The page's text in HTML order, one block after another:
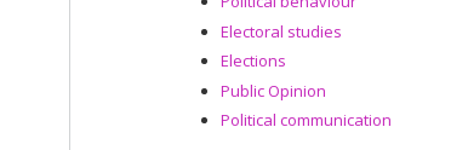
Electoral studies
Elections
Public Opinion
Political communication